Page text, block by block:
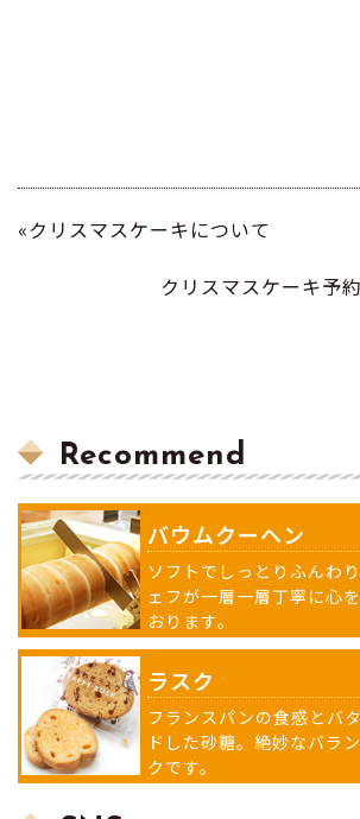
«クリスマスケーキについて
クリスマスケーキ予
Recommend
バウムクーヘン
ソフトでしっとりふんわ
ェフが一層一層丁寧に心
おります。
ラスク
フランスパンの食感とバ
ドした砂糖。絶妙なバラ
クです。